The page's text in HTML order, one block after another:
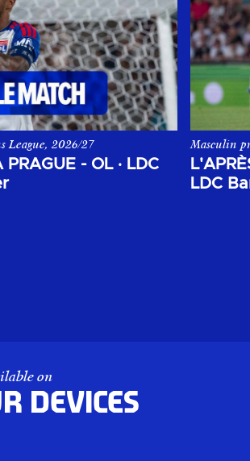
à l'Olympique Lyonnais.
PRAGUE - OL· LDC
League, 2026/27
de la Champions League, opposant
LDC
Masculin
L'après
on
devices